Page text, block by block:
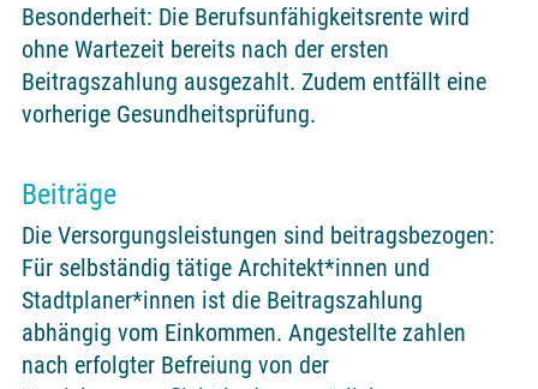
Besonderheit: Die Berufsunfähigkeitsrente wird
ohne Wartezeit bereits nach der ersten
Beitragszahlung ausgezahlt. Zudem entfällt eine
vorherige Gesundheitsprüfung.
Beiträge
Die Versorgungsleistungen sind beitragsbezogen:
Für selbständig tätige Architekt*innen und
Stadtplaner*innen ist die Beitragszahlung
abhängig vom Einkommen. Angestellte zahlen
nach erfolgter Befreiung von der